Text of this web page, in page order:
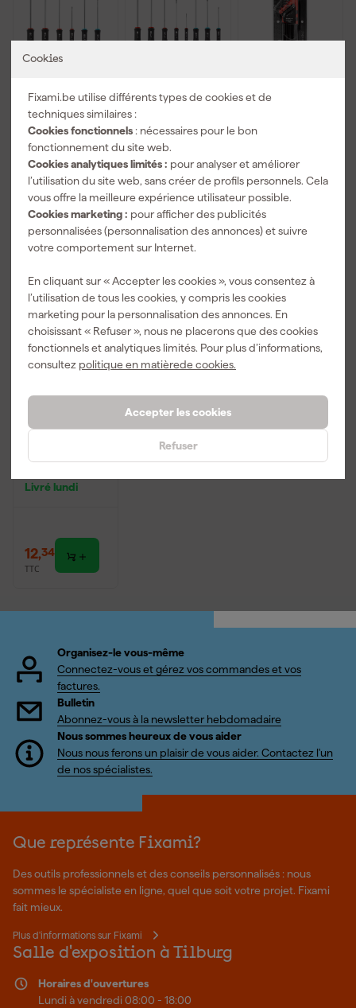
Cookies
Fixami.be utilise différents types de cookies et de
techniques similaires :
Cookies fonctionnels : nécessaires pour le bon
fonctionnement du site web.
Cookies analytiques limités : pour analyser et améliorer
l’utilisation du site web, sans créer de profils personnels. Cela
vous offre la meilleure expérience utilisateur possible.
Cookies marketing : pour afficher des publicités
personnalisées (personnalisation des annonces) et suivre
votre comportement sur Internet.
En cliquant sur « Accepter les cookies », vous consentez à
l’utilisation de tous les cookies, y compris les cookies
marketing pour la personnalisation des annonces. En
choisissant « Refuser », nous ne placerons que des cookies
fonctionnels et analytiques limités. Pour plus d’informations,
consultez politique en matièrede cookies.
Accepter les cookies
Refuser
Facom
BTDJ6PB jeu
de tournevis
Ergotwist 4
pièces -
PZ/SL
Livré lundi
41,96
TTC
Facom
de tournevis
Ergotwist 5
pièces -
PZ/SL
Livré lundi
55 42
TTC
Facom
jeu de clés
longues à tête
sphérique - 6
pans - 1,5-10
mm
44
TTC
Facom
Allen à
poignée en T
avec tête
Livré lundi
12,34
TTC
Organisez-le vous-même
Connectez-vous et gérez vos commandes et vos
factures.
Bulletin
Abonnez-vous à la newsletter hebdomadaire
Nous sommes heureux de vous aider
Nous nous ferons un plaisir de vous aider. Contactez l'un
de nos spécialistes.
Que représente Fixami?
Des outils professionnels et des conseils personnalisés : nous
sommes le spécialiste en ligne, quel que soit votre projet. Fixami
fait mieux.
Plus d'informations sur Fixami
Salle d'exposition à Tilburg
Horaires d'ouvertures
Lundi à vendredi 08:00 - 18:00